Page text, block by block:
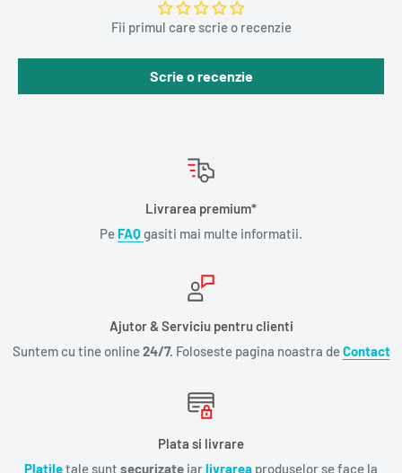
Fii primul care scrie o recenzie
Scrie o recenzie
Livrarea premium*
Pe FAQgasiti mai multe informatii.
Ajutor & Serviciu pentru clienti
Suntem cu tine online24/7. Foloseste pagina noastra deContact
Plata si livrare
Platiletale sunt securizate iarlivrarea produselor se face la